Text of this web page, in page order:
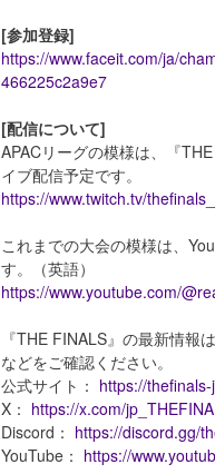
[参加登録]
https://www.faceit.com/ja/
466225c2a9e7
[配信について]
APACリーグの模様は、『
イブ配信予定です。
https://www.twitch.tv/
これまでの大会の模様は、
す。（英語）
https://www.youtube.com/
『THE FINALS』の最新情報
などをご確認ください。
公式サイト： https://
X： https://x.com/
Discord： https://discord.gg/
YouTube： https://